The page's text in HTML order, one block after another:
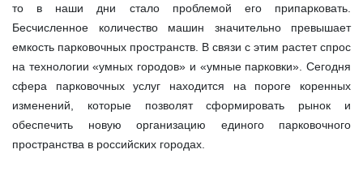
то в наши дни стало проблемой его припарковать.
Бесчисленное количество машин значительно превышает
емкость парковочных пространств. В связи с этим растет спрос
на технологии «умных городов» и «умные парковки». Сегодня
сфера парковочных услуг находится на пороге коренных
изменений, которые позволят сформировать рынок и
обеспечить новую организацию единого парковочного
пространства в российских городах.